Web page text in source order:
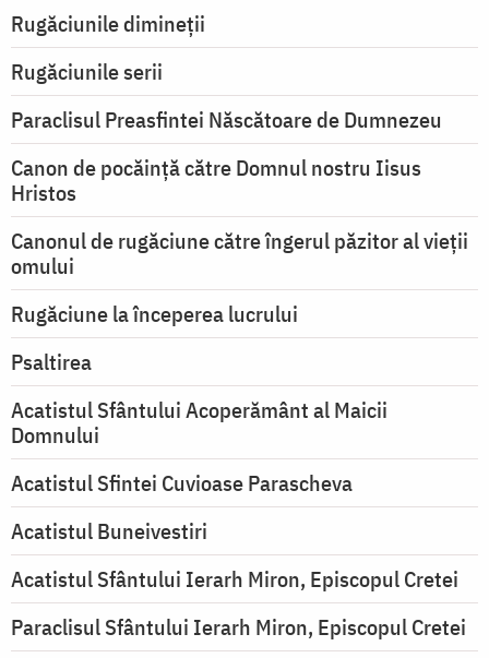
Rugăciunile dimineții
Rugăciunile serii
Paraclisul Preasfintei Născătoare de Dumnezeu
Canon de pocăință către Domnul nostru Iisus
Hristos
Canonul de rugăciune către îngerul păzitor al vieții
omului
Rugăciune la începerea lucrului
Psaltirea
Acatistul Sfântului Acoperământ al Maicii
Domnului
Acatistul Sfintei Cuvioase Parascheva
Acatistul Buneivestiri
Acatistul Sfântului Ierarh Miron, Episcopul Cretei
Paraclisul Sfântului Ierarh Miron, Episcopul Cretei